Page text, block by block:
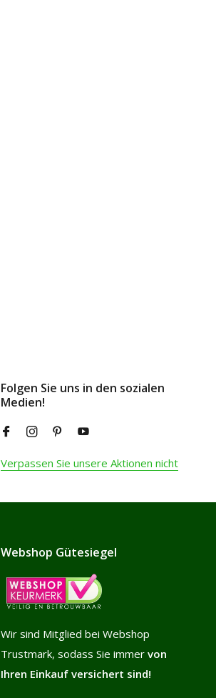
Folgen Sie uns in den sozialen
Medien!
Verpassen Sie unsere Aktionen nicht
Webshop Gütesiegel
Wir sind Mitglied bei Webshop
Trustmark, sodass Sie immer von
Ihren Einkauf versichert sind!